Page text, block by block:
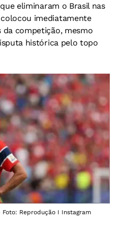
eliminaram o Brasil nas
imediatamente
competição, mesmo
histórica pelo topo
Reprodução I Instagram